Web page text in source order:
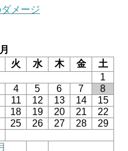
メージ
火 水 木 金 土
1
4 5 6 7
8
11 12 13 14
15
18 19 20 21
22
25 26 27 28
29